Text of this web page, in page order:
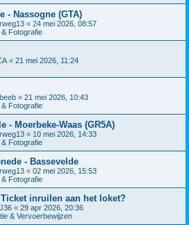
- Nassogne (GTA)
« 24 mei 2026, 08:57
Fotografie
« 21 mei 2026, 11:24
« 21 mei 2026, 10:43
Fotografie
- Moerbeke-Waas (GR5A)
« 10 mei 2026, 14:33
Fotografie
- Bassevelde
« 02 mei 2026, 15:53
Fotografie
inruilen aan het loket?
« 29 apr 2026, 20:36
& Vervoerbewijzen